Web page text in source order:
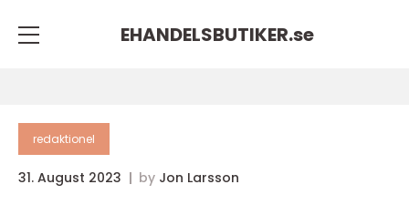
EHANDELSBUTIKER.se
redaktionel
31. August 2023 by Jon Larsson